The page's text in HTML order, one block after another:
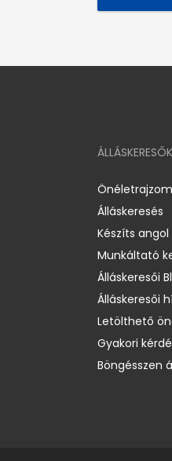
Önéletrajzom
Álláskeresés
Készíts
Munkáltató
Álláskeresői
Álláskeresői
Letölthető
Gyakori
Böngésszen